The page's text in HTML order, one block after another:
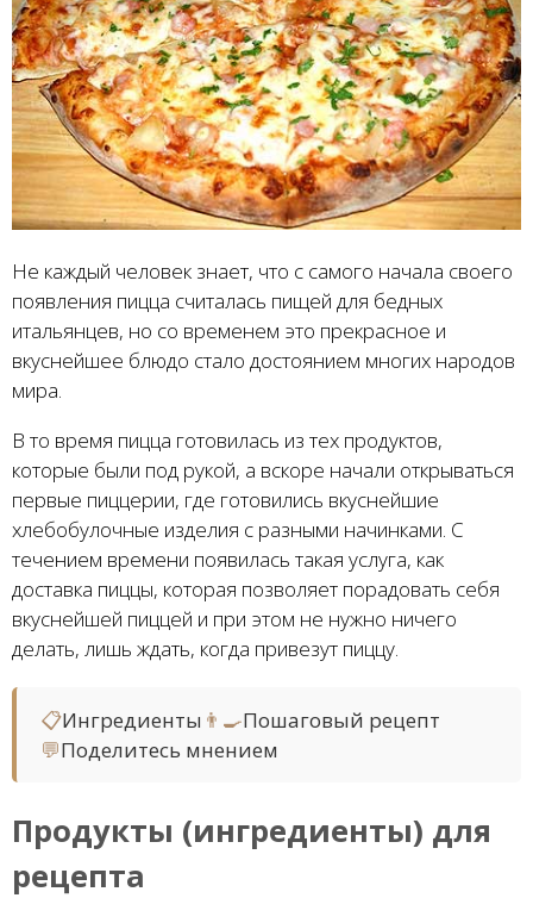
Не каждый человек знает, что с самого начала своего
появления пицца считалась пищей для бедных
итальянцев, но со временем это прекрасное и
вкуснейшее блюдо стало достоянием многих народов
мира.
В то время пицца готовилась из тех продуктов,
которые были под рукой, а вскоре начали открываться
первые пиццерии, где готовились вкуснейшие
хлебобулочные изделия с разными начинками. С
течением времени появилась такая услуга, как
доставка пиццы, которая позволяет порадовать себя
вкуснейшей пиццей и при этом не нужно ничего
делать, лишь ждать, когда привезут пиццу.
📋Ингредиенты 👨‍🍳Пошаговый рецепт
💬Поделитесь мнением
Продукты (ингредиенты) для
рецепта